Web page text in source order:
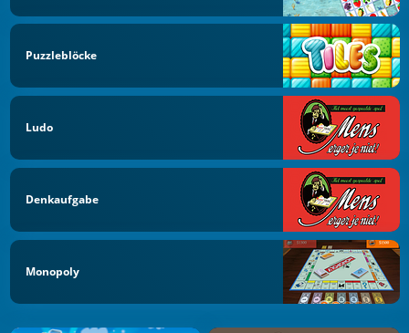
Puzzleblöcke
Ludo
Denkaufgabe
Monopoly